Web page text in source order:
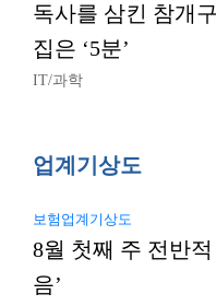
독사를 삼킨 참개
집은 ‘5분’
IT/과학
업계기상도
보험업계기상도
8월 첫째 주 전반적
음’